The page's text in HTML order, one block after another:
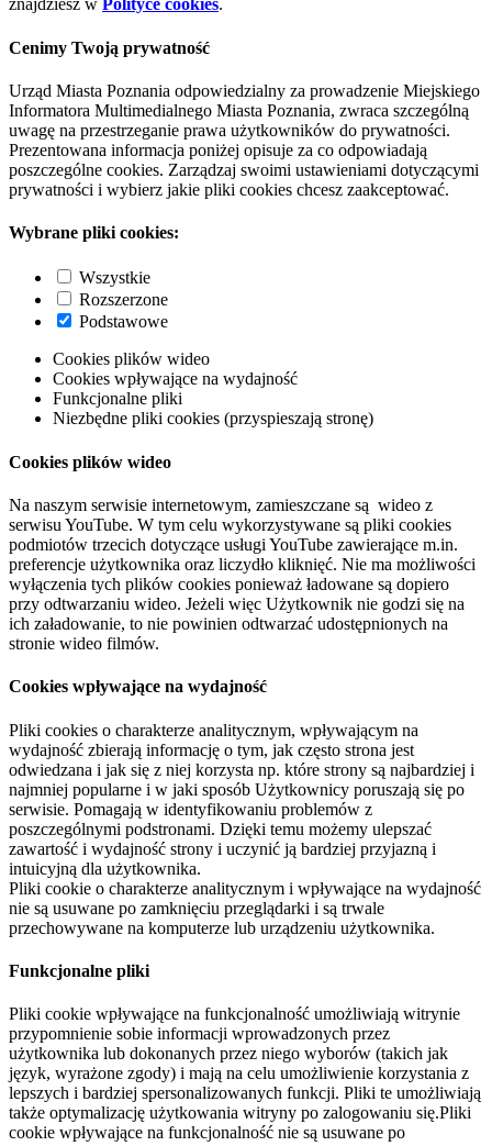
znajdziesz w Polityce cookies.
Cenimy Twoją prywatność
Urząd Miasta Poznania odpowiedzialny za prowadzenie Miejskiego
Informatora Multimedialnego Miasta Poznania, zwraca szczególną
uwagę na przestrzeganie prawa użytkowników do prywatności.
Prezentowana informacja poniżej opisuje za co odpowiadają
poszczególne cookies. Zarządzaj swoimi ustawieniami dotyczącymi
prywatności i wybierz jakie pliki cookies chcesz zaakceptować.
Wybrane pliki cookies:
Wszystkie
Rozszerzone
Podstawowe
Cookies plików wideo
Cookies wpływające na wydajność
Funkcjonalne pliki
Niezbędne pliki cookies (przyspieszają stronę)
Cookies plików wideo
Na naszym serwisie internetowym, zamieszczane są wideo z
serwisu YouTube. W tym celu wykorzystywane są pliki cookies
podmiotów trzecich dotyczące usługi YouTube zawierające m.in.
preferencje użytkownika oraz liczydło kliknięć. Nie ma możliwości
wyłączenia tych plików cookies ponieważ ładowane są dopiero
przy odtwarzaniu wideo. Jeżeli więc Użytkownik nie godzi się na
ich załadowanie, to nie powinien odtwarzać udostępnionych na
stronie wideo filmów.
Cookies wpływające na wydajność
Pliki cookies o charakterze analitycznym, wpływającym na
wydajność zbierają informację o tym, jak często strona jest
odwiedzana i jak się z niej korzysta np. które strony są najbardziej i
najmniej popularne i w jaki sposób Użytkownicy poruszają się po
serwisie. Pomagają w identyfikowaniu problemów z
poszczególnymi podstronami. Dzięki temu możemy ulepszać
zawartość i wydajność strony i uczynić ją bardziej przyjazną i
intuicyjną dla użytkownika.
Pliki cookie o charakterze analitycznym i wpływające na wydajność
nie są usuwane po zamknięciu przeglądarki i są trwale
przechowywane na komputerze lub urządzeniu użytkownika.
Funkcjonalne pliki
Pliki cookie wpływające na funkcjonalność umożliwiają witrynie
przypomnienie sobie informacji wprowadzonych przez
użytkownika lub dokonanych przez niego wyborów (takich jak
język, wyrażone zgody) i mają na celu umożliwienie korzystania z
lepszych i bardziej spersonalizowanych funkcji. Pliki te umożliwiają
także optymalizację użytkowania witryny po zalogowaniu się.Pliki
cookie wpływające na funkcjonalność nie są usuwane po